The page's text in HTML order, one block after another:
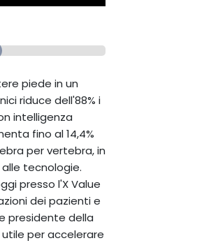
piede in un
riduce dell'88% i
intelligenza
fino al 14,4%
per vertebra, in
tecnologie.
presso l'X Value
dei pazienti e
presidente della
per accelerare